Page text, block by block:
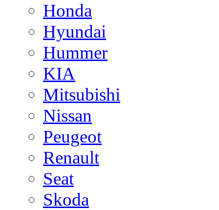
Honda
Hyundai
Hummer
KIA
Mitsubishi
Nissan
Peugeot
Renault
Seat
Skoda